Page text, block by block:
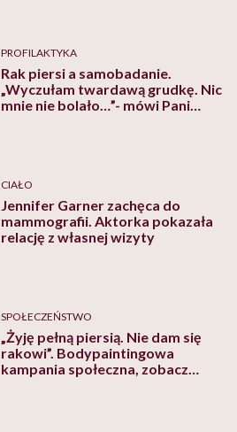
PROFILAKTYKA
Rak piersi a samobadanie.
„Wyczułam twardawą grudkę. Nic
mnie nie bolało…”- mówi Pani
CIAŁO
Jennifer Garner zachęca do
mammografii. Aktorka pokazała
relację z własnej wizyty
SPOŁECZEŃSTWO
„Żyję pełną piersią. Nie dam się
rakowi”. Bodypaintingowa
kampania społeczna, zobacz